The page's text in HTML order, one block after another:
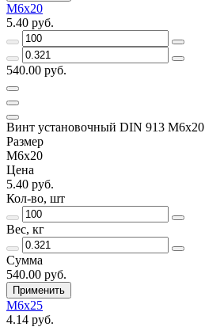
М6х20
5.40 руб.
540.00 руб.
Винт установочный DIN 913 М6х20
Размер
М6х20
Цена
5.40 руб.
Кол-во, шт
Вес, кг
Сумма
540.00 руб.
Применить
М6х25
4.14 руб.